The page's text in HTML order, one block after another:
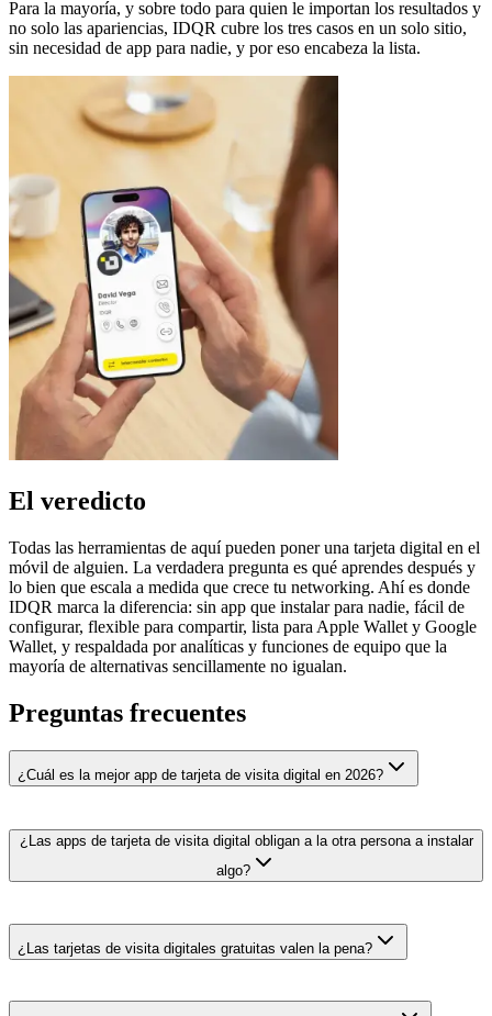
Para la mayoría, y sobre todo para quien le importan los resultados y
no solo las apariencias, IDQR cubre los tres casos en un solo sitio,
sin necesidad de app para nadie, y por eso encabeza la lista.
El veredicto
Todas las herramientas de aquí pueden poner una tarjeta digital en el
móvil de alguien. La verdadera pregunta es qué aprendes después y
lo bien que escala a medida que crece tu networking. Ahí es donde
IDQR marca la diferencia: sin app que instalar para nadie, fácil de
configurar, flexible para compartir, lista para Apple Wallet y Google
Wallet, y respaldada por analíticas y funciones de equipo que la
mayoría de alternativas sencillamente no igualan.
Preguntas frecuentes
¿Cuál es la mejor app de tarjeta de visita digital en 2026?
¿Las apps de tarjeta de visita digital obligan a la otra persona a instalar
algo?
¿Las tarjetas de visita digitales gratuitas valen la pena?